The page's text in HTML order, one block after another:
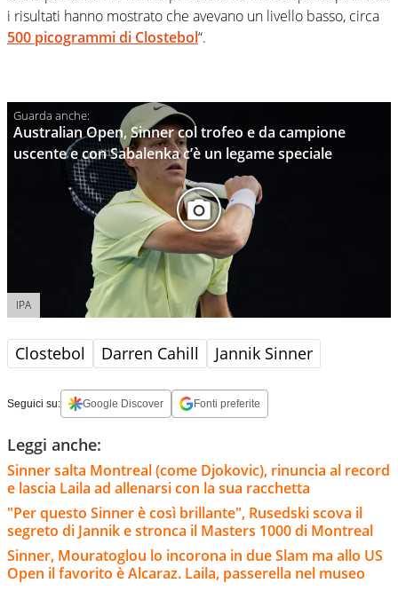
i risultati hanno mostrato che avevano un livello basso, circa
500 picogrammi di Clostebol“.
Australian Open, Sinner col trofeo e da campione
uscente e con Sabalenka c’è un legame speciale
IPA
Clostebol Darren Cahill Jannik Sinner
Seguici su: Google Discover Fonti preferite
Leggi anche:
Sinner salta Montreal (come Djokovic), rinuncia al record
e lascia Laila ad allenarsi con la sua racchetta
"Per questo Sinner è così brillante", Rusedski scova il
segreto di Jannik e stronca il Masters 1000 di Montreal
Sinner, Mouratoglou lo incorona in due Slam ma allo US
Open il favorito è Alcaraz. Laila, passerella nel museo